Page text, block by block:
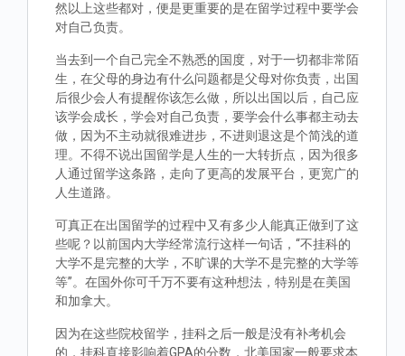
然以上这些都对，便是更重要的是在留学过程中要学会
对自己负责。
当去到一个自己完全不熟悉的国度，对于一切都非常陌
生，在父母的身边有什么问题都是父母对你负责，出国
后很少会人有提醒你该怎么做，所以出国以后，自己应
该学会成长，学会对自己负责，要学会什么事都主动去
做，因为不主动就很难进步，不进则退这是个简浅的道
理。不得不说出国留学是人生的一大转折点，因为很多
人通过留学这条路，走向了更高的发展平台，更宽广的
人生道路。
可真正在出国留学的过程中又有多少人能真正做到了这
些呢？以前国内大学经常流行这样一句话，“不挂科的
大学不是完整的大学，不旷课的大学不是完整的大学等
等”。在国外你可千万不要有这种想法，特别是在美国
和加拿大。
因为在这些院校留学，挂科之后一般是没有补考机会
的，挂科直接影响着GPA的分数，北美国家一般要求本